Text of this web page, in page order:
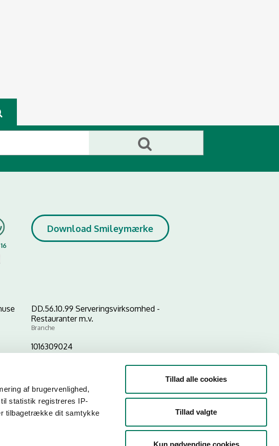
af brugervenlighed,
statistik registreres IP-
tilbagetrække dit samtykke
Tillad alle cookies
Tillad valgte
Kun nødvendige cookies
Download Smileymærke
DD.56.10.99 Serveringsvirksomhed -
Restauranter m.v.
Branche
1016309024
P-nr